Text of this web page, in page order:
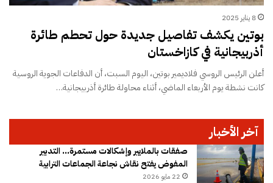
8 يناير 2025
بوتين يكشف تفاصيل جديدة حول تحطم طائرة
أذربيجانية في كازاخستان
أعلن الرئيس الروسي فلاديمير بوتين، اليوم السبت، أن الدفاعات الجوية الروسية
كانت نشطة يوم الأربعاء الماضي، أثناء محاولة طائرة أذربيجانية…
آخر الأخبار
صفقات بالملايير وإشكالات مستمرة… التدبير
المفوض يفتح نقاش نجاعة الجماعات الترابية
22 مايو 2026